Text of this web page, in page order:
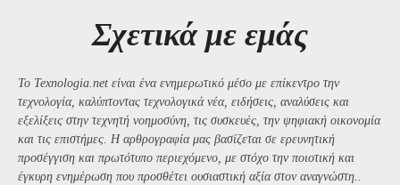
Σχετικά με εμάς
Το Texnologia.net είναι ένα ενημερωτικό μέσο με επίκεντρο την
τεχνολογία, καλύπτοντας τεχνολογικά νέα, ειδήσεις, αναλύσεις και
εξελίξεις στην τεχνητή νοημοσύνη, τις συσκευές, την ψηφιακή οικονομία
και τις επιστήμες. Η αρθρογραφία μας βασίζεται σε ερευνητική
προσέγγιση και πρωτότυπο περιεχόμενο, με στόχο την ποιοτική και
έγκυρη ενημέρωση που προσθέτει ουσιαστική αξία στον αναγνώστη..